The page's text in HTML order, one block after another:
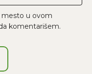
mesto u ovom
komentarišem.